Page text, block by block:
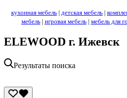
кухонная мебель | детская мебель |
мебель| игровая мебель| мебель для
ELEWOOD г. Ижевск
Результаты поиска